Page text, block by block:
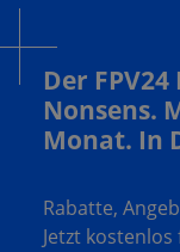
Der
Nonsens.
Monat. In
Rabatte,
Jetzt